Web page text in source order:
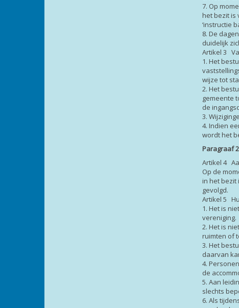
7. Op
het bezit is
‘instructie
8. De
duidelijk
Artikel 3
1. Het
wijze tot
2. Het
gemeente
de
3.
4. Indien
wordt het
Paragraaf
Artikel 4
Op de
in het bezit
gevolgd.
Artikel 5
1. Het is
vereniging.
2. Het is
ruimten of
3. Het
daarvan
4.
de
5. Aan
slechts
6. Als